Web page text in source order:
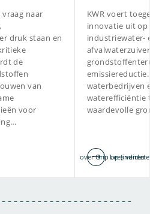
profiel
naar
druk staan en
de
van
voor
KWR voert
innovatie uit op
industriewater-
waterbedrijven
waterefficiëntie
waardevolle
Lees verder
over Grip op